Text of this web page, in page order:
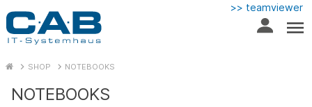
>> teamviewer
SHOP NOTEBOOKS
NOTEBOOKS